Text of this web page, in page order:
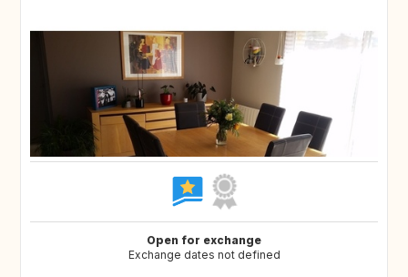
Open for exchange
Exchange dates not defined